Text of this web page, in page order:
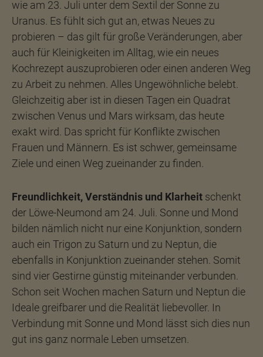
wie am 23. Juli unter dem Sextil der Sonne zu
Uranus. Es fühlt sich gut an, etwas Neues zu
probieren – das gilt für große Veränderungen, aber
auch für Kleinigkeiten im Alltag, wie ein neues
Kochrezept auszuprobieren oder einen anderen Weg
zu Arbeit zu nehmen. Alles Ungewöhnliche belebt.
Gleichzeitig aber ist in diesen Tagen ein Quadrat
zwischen Venus und Mars wirksam, das heute
exakt wird. Das spricht für Konflikte zwischen
Frauen und Männern. Es ist schwer, gemeinsame
Ziele und einen Weg zueinander zu finden.
Freundlichkeit, Verständnis und Klarheit schenkt
der Löwe-Neumond am 24. Juli. Sonne und Mond
bilden nämlich nicht nur eine Konjunktion, sondern
auch ein Trigon zu Saturn und zu Neptun, die
ebenfalls in Konjunktion zueinander stehen. Somit
sind vier Gestirne günstig miteinander verbunden.
Schon seit Wochen machen Saturn und Neptun die
Ideale greifbarer und die Realität liebevoller. In
Verbindung mit Sonne und Mond lässt sich dies nun
gut ins ganz normale Leben umsetzen.